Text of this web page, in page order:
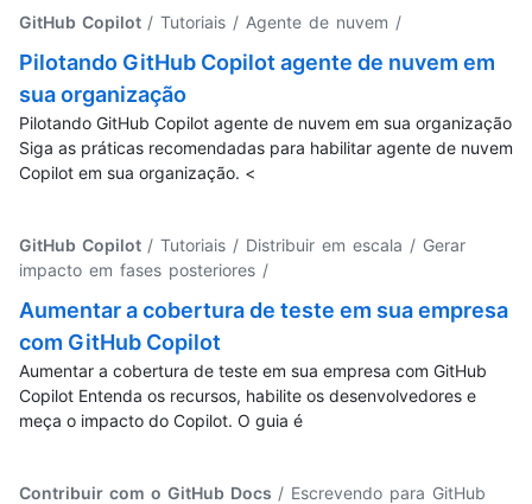
GitHub Copilot / Tutoriais / Agente de nuvem /
Pilotando GitHub Copilot agente de nuvem em
sua organização
Pilotando GitHub Copilot agente de nuvem em sua organização
Siga as práticas recomendadas para habilitar agente de nuvem
Copilot em sua organização. <
GitHub Copilot / Tutoriais / Distribuir em escala / Gerar
impacto em fases posteriores /
Aumentar a cobertura de teste em sua empresa
com GitHub Copilot
Aumentar a cobertura de teste em sua empresa com GitHub
Copilot Entenda os recursos, habilite os desenvolvedores e
meça o impacto do Copilot. O guia é
Contribuir com o GitHub Docs / Escrevendo para GitHub